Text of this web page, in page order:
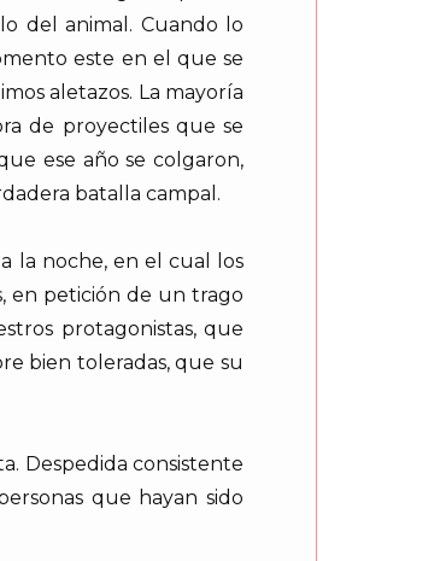
del animal. Cuando lo
este en el que se
aletazos. La mayoría
de proyectiles que se
ese año se colgaron,
batalla campal.
la noche, en el cual los
en petición de un trago
protagonistas, que
bien toleradas, que su
Despedida consistente
que hayan sido